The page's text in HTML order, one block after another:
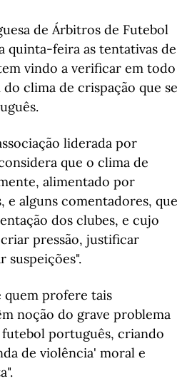
de Árbitros de Futebol
quinta-feira as tentativas de
vindo a verificar em todo
clima de crispação que se
liderada por
que o clima de
alimentado por
e alguns comentadores, que
dos clubes, e cujo
pressão, justificar
suspeições".
quem profere tais
noção do grave problema
português, criando
de violência' moral e